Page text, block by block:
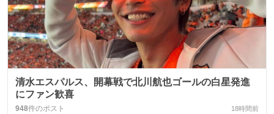
清水エスパルス、開幕戦で北川航也ゴールの白星発進
にファン歓喜
948件のポスト 18時間前